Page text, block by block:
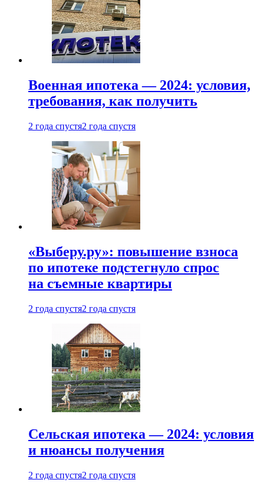
Военная ипотека — 2024: условия,
требования, как получить
2 года спустя2 года спустя
«Выберу.ру»: повышение взноса
по ипотеке подстегнуло спрос
на съемные квартиры
2 года спустя2 года спустя
Сельская ипотека — 2024: условия
и нюансы получения
2 года спустя2 года спустя